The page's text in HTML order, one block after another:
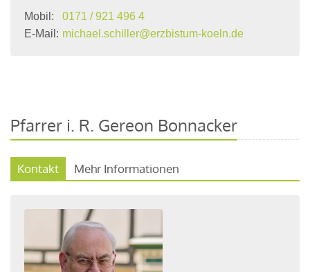
Mobil:
0171 / 921 496 4
E-Mail: michael.schiller@erzbistum-koeln.de
Pfarrer i. R. Gereon Bonnacker
Kontakt Mehr Informationen